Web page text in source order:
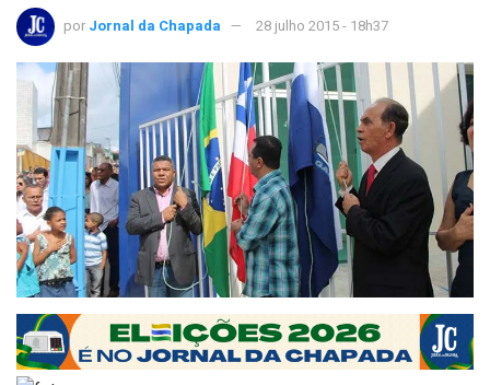
por Jornal da Chapada 28 julho 2015 - 18h37